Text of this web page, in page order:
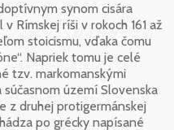
synom cisára
Rímskej ríši v rokoch 161 až
stoicismu, vďaka čomu
Napriek tomu je celé
tzv. markomanskými
území Slovenska
z druhej protigermánskej
po grécky napísané